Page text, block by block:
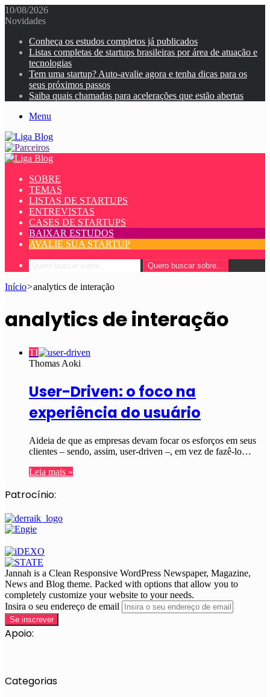
10/08/2026
Novidades
Conheça os estudos completos já publicados
Listas completas de startups brasileiras por área de atuação e
tecnologias
Tem uma startup? Auto-avalie agora e tenha dicas para os
seus próximos passos
Saiba quais chamadas para acelerações que estão abertas
Menu
SOBRE
TEMAS
LISTAS DE STARTUPS
ENTREVISTAS
CASES DE STARTUPS
BAIXAR ESTUDOS
AVALIE SUA STARTUP
Quero buscar sobre...
Início>analytics de interação
analytics de interação
TI
Thomas Aoki
User-Driven: o foco na
experiência do usuário
Aideia de que as empresas devam focar os esforços em seus
clientes – sendo, assim, user-driven –, em vez de fazê-lo…
Leia mais »
Patrocínio:
Jannah is a Clean Responsive WordPress Newspaper, Magazine,
News and Blog theme. Packed with options that allow you to
completely customize your website to your needs.
Insira o seu endereço de email
Apoio:
Categorias